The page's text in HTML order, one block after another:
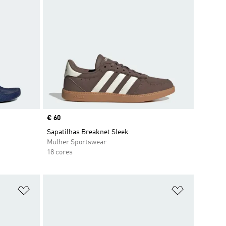
Price
€ 60
Sapatilhas Breaknet Sleek
Mulher Sportswear
18 cores